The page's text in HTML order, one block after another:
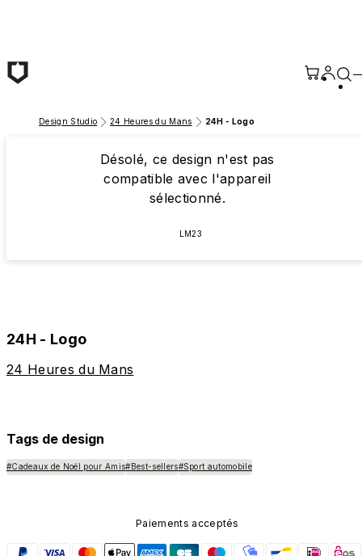
Design Studio 24 Heures du Mans 24H - Logo
Désolé, ce design n'est pas
compatible avec l'appareil
sélectionné.
LM23
24H - Logo
24 Heures du Mans
Tags de design
#Cadeaux de Noël pour Amis#Best-sellers#Sport automobile
Paiements acceptés